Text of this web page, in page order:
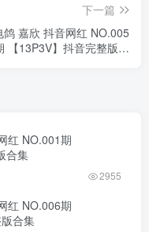
下一篇
鸽 嘉欣 抖音网红 NO.005
【13P3V】抖音完整版合
红 NO.001期
合集
2955
红 NO.006期
版合集